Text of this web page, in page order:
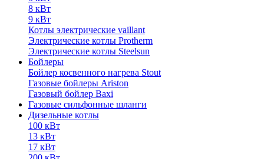
8 кВт
9 кВт
Котлы электрические vaillant
Электрические котлы Protherm
Электрические котлы Steelsun
Бойлеры
Бойлер косвенного нагрева Stout
Газовые бойлеры Ariston
Газовый бойлер Baxi
Газовые сильфонные шланги
Дизельные котлы
100 кВт
13 кВт
17 кВт